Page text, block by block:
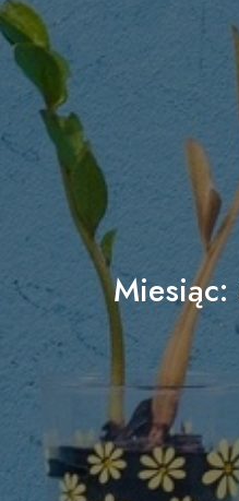
Miesiąc: